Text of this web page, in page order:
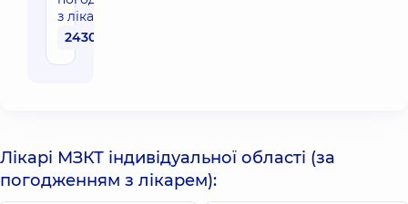
з лікарем)
2430 грн
Лікарі МЗКТ індивідуальної області (за
погодженням з лікарем):